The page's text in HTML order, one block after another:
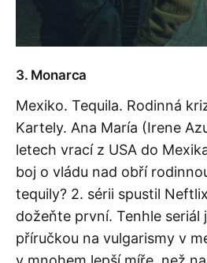
3. Monarca
Mexiko. Tequila. Rodinná
Kartely. Ana María (Irene
letech vrací z USA do
boj o vládu nad obří
tequily? 2. sérii spustil
dožeňte první. Tenhle seriál
příručkou na vulgarismy v